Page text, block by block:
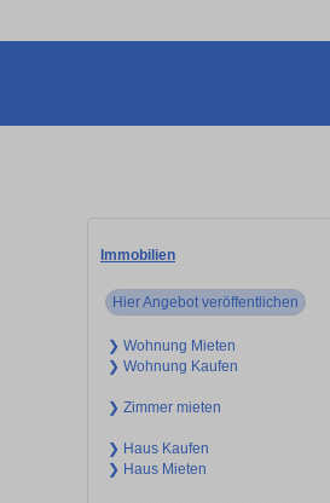
Immobilien
Hier Angebot veröffentlichen
❯ Wohnung Mieten
❯ Wohnung Kaufen
❯ Zimmer mieten
❯ Haus Kaufen
❯ Haus Mieten